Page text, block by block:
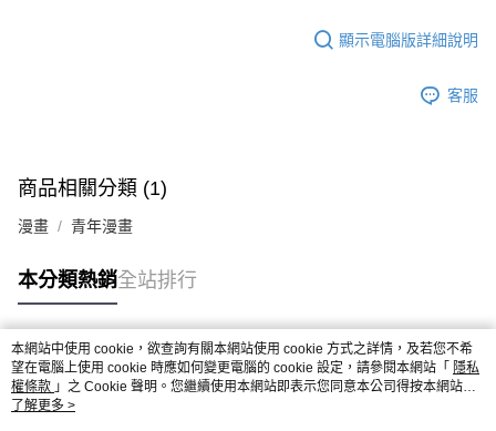
４．使用「AFTEE先享後付」時，將依據個別帳號之用戶狀況，依本公司即
顯示電腦版詳細說明
客服
商品相關分類 (1)
漫畫 青年漫畫
本分類熱銷全站排行
熱門標籤
本網站中使用 cookie，欲查詢有關本網站使用 cookie 方式之詳情，及若您不希
望在電腦上使用 cookie 時應如何變更電腦的 cookie 設定，請參閱本網站「 隱私
權條款 」之 Cookie 聲明。您繼續使用本網站即表示您同意本公司得按本網站使
用條款之 Cookie 聲明使用 cookie。
了解更多 >